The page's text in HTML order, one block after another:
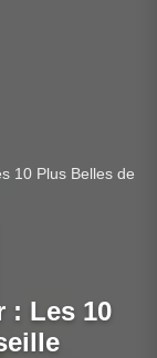
10 Plus Belles de
: Les 10